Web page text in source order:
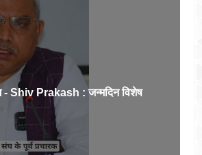
- Shiv Prakash : जन्मदिन विशेष